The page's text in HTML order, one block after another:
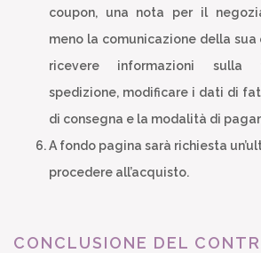
coupon, una nota per il
meno la comunicazione della
ricevere informazioni sulla
spedizione, modificare i dati di
di consegna e la modalità di
A fondo pagina sarà richiesta
procedere all’acquisto.
CONCLUSIONE DEL